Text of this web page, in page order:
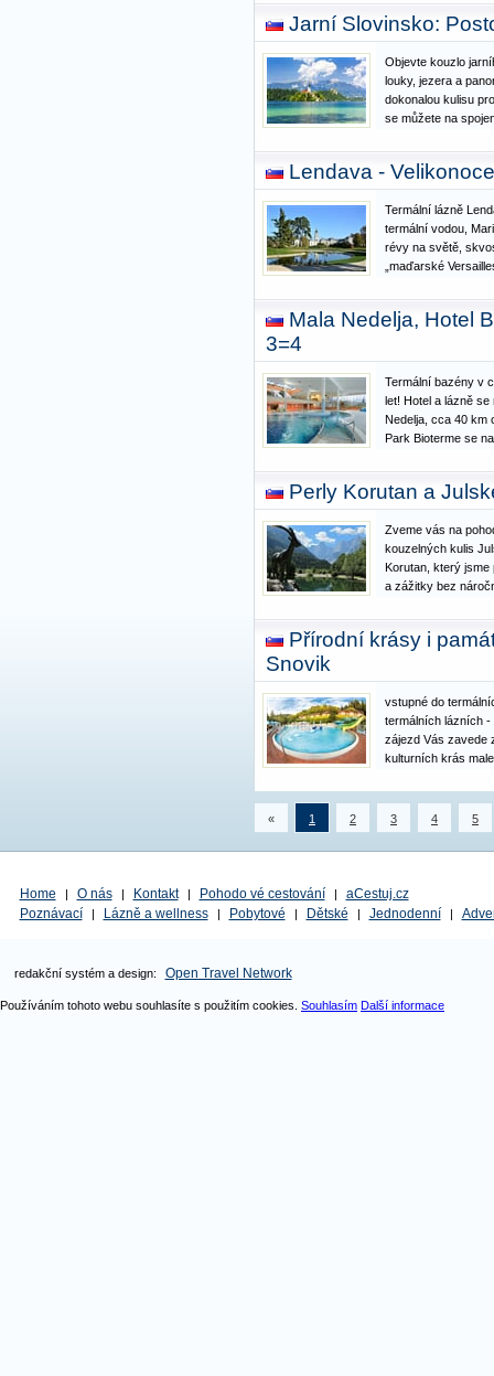
Aquapark. Lázně
zážitkovým lázním
Jarní Slovinsko:
Objevte kouzlo
louky, jezera a
dokonalou kulisu
se můžete na
čtyřhvězdičkovém
fascinující
Lendava -
Termální lázně
termální vodou,
révy na světě,
„maďarské
dovolenou. nas_tip:
Lendavě je plný
Mala Nedelja, Hotel
3=4
Termální bazény v
let! Hotel a lázně
Nedelja, cca 40 km
Park Bioterme se
odrůdy produkují
Bioterme…
Perly Korutan a
Zveme vás na
kouzelných kulis
Korutan, který jsme
a zážitky bez
ale vše v klidném
opravdu užít…
Přírodní krásy i
Snovik
vstupné do
termálních lázních -
zájezd Vás zavede
kulturních krás
Savinjských Alp,
Celje i metropoli…
« 1 2 3 4 5
Home | O nás | Kontakt | Pohodo vé cestování |
aCestuj.cz
Poznávací
| Lázně a wellness | Pobytové | Dětské | Jednodenní |
redakční systém a design: Open Travel Network
Používáním tohoto webu souhlasíte s použitím cookies. Souhlasím Další informace